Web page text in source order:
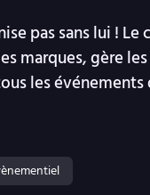
pas sans lui !
marques, gère
les événements